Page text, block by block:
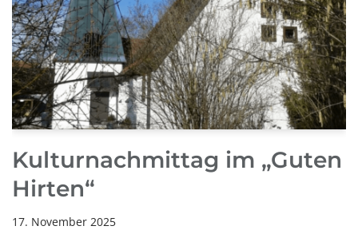
Kulturnachmittag im „Guten
Hirten“
17. November 2025